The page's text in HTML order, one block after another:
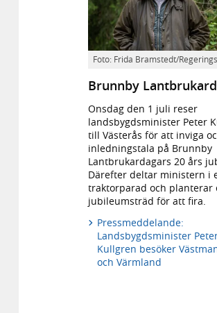
Foto: Frida Bramstedt/
Brunnby
Onsdag den 1 juli reser
landsbygdsminister Peter
till Västerås för att inviga
inledningstala på Brunnby
Lantbrukardagars 20 års
Därefter deltar ministern i
traktorparad och planterar
jubileumsträd för att fira.
Pressmeddelande:
Landsbygdsminister
Kullgren besöker
och Värmland